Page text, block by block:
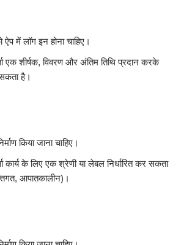
ऐप में लॉग इन होना चाहिए।
एक शीर्षक, विवरण और अंतिम तिथि प्रदान करके
है।
किया जाना चाहिए।
कार्य के लिए एक श्रेणी या लेबल निर्धारित कर सकता
आपातकालीन)।